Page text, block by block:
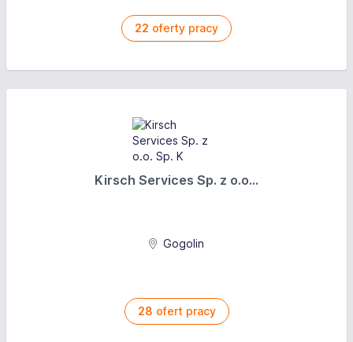
22 oferty pracy
Kirsch Services Sp. z o.o...
Gogolin
28 ofert pracy